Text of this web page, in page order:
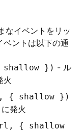
なイベントをリッ
ントは以下の通
shallow }) - ル
火
{ shallow })
発火
{ shallow